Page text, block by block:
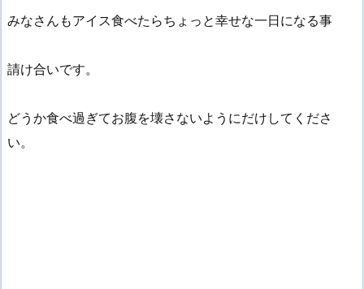
みなさんもアイス食べたらちょっと幸せな一日になる事
請け合いです。
どうか食べ過ぎてお腹を壊さないようにだけしてくださ
い。